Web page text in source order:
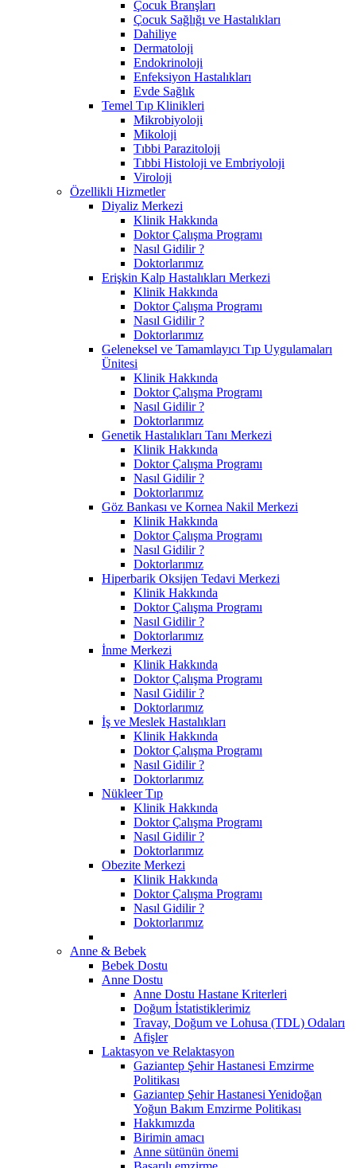
Çocuk Branşları
Çocuk Sağlığı ve Hastalıkları
Dahiliye
Dermatoloji
Endokrinoloji
Enfeksiyon Hastalıkları
Evde Sağlık
Temel Tıp Klinikleri
Mikrobiyoloji
Mikoloji
Tıbbi Parazitoloji
Tıbbi Histoloji ve Embriyoloji
Viroloji
Özellikli Hizmetler
Diyaliz Merkezi
Klinik Hakkında
Doktor Çalışma Programı
Nasıl Gidilir ?
Doktorlarımız
Erişkin Kalp Hastalıkları Merkezi
Klinik Hakkında
Doktor Çalışma Programı
Nasıl Gidilir ?
Doktorlarımız
Geleneksel ve Tamamlayıcı Tıp Uygulamaları
Ünitesi
Klinik Hakkında
Doktor Çalışma Programı
Nasıl Gidilir ?
Doktorlarımız
Genetik Hastalıkları Tanı Merkezi
Klinik Hakkında
Doktor Çalışma Programı
Nasıl Gidilir ?
Doktorlarımız
Göz Bankası ve Kornea Nakil Merkezi
Klinik Hakkında
Doktor Çalışma Programı
Nasıl Gidilir ?
Doktorlarımız
Hiperbarik Oksijen Tedavi Merkezi
Klinik Hakkında
Doktor Çalışma Programı
Nasıl Gidilir ?
Doktorlarımız
İnme Merkezi
Klinik Hakkında
Doktor Çalışma Programı
Nasıl Gidilir ?
Doktorlarımız
İş ve Meslek Hastalıkları
Klinik Hakkında
Doktor Çalışma Programı
Nasıl Gidilir ?
Doktorlarımız
Nükleer Tıp
Klinik Hakkında
Doktor Çalışma Programı
Nasıl Gidilir ?
Doktorlarımız
Obezite Merkezi
Klinik Hakkında
Doktor Çalışma Programı
Nasıl Gidilir ?
Doktorlarımız
Anne & Bebek
Bebek Dostu
Anne Dostu
Anne Dostu Hastane Kriterleri
Doğum İstatistiklerimiz
Travay, Doğum ve Lohusa (TDL) Odaları
Afişler
Laktasyon ve Relaktasyon
Gaziantep Şehir Hastanesi Emzirme
Politikası
Gaziantep Şehir Hastanesi Yenidoğan
Yoğun Bakım Emzirme Politikası
Hakkımızda
Birimin amacı
Anne sütünün önemi